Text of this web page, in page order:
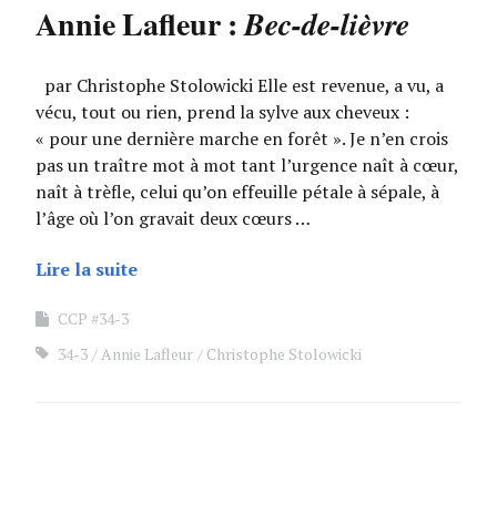
Annie Lafleur :Bec-de-lièvre
par Christophe Stolowicki Elle est revenue, a vu, a
vécu, tout ou rien, prend la sylve aux cheveux :
« pour une dernière marche en forêt ». Je n’en crois
pas un traître mot à mot tant l’urgence naît à cœur,
naît à trèfle, celui qu’on effeuille pétale à sépale, à
l’âge où l’on gravait deux cœurs …
Lire la suite
CCP #34-3
34-3
Annie Lafleur Christophe Stolowicki